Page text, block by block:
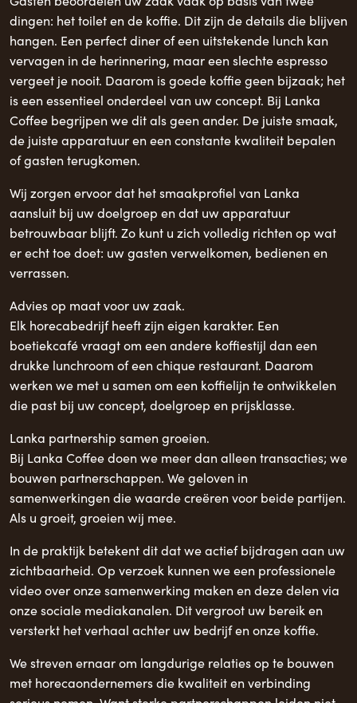
dingen: het toilet en de koffie. Dit zijn de details die blijven
hangen. Een perfect diner of een uitstekende lunch kan
vervagen in de herinnering, maar een slechte espresso
vergeet je nooit. Daarom is goede koffie geen bijzaak; het
is een essentieel onderdeel van uw concept. Bij Lanka
Coffee begrijpen we dit als geen ander. De juiste smaak,
de juiste apparatuur en een constante kwaliteit bepalen
of gasten terugkomen.
Wij zorgen ervoor dat het smaakprofiel van Lanka
aansluit bij uw doelgroep en dat uw apparatuur
betrouwbaar blijft. Zo kunt u zich volledig richten op wat
er echt toe doet: uw gasten verwelkomen, bedienen en
verrassen.
Advies op maat voor uw zaak.
Elk horecabedrijf heeft zijn eigen karakter. Een
boetiekcafé vraagt ​​om een ​​andere koffiestijl dan een
drukke lunchroom of een chique restaurant. Daarom
werken we met u samen om een ​​koffielijn te ontwikkelen
die past bij uw concept, doelgroep en prijsklasse.
Lanka partnership samen groeien.
Bij Lanka Coffee doen we meer dan alleen transacties; we
bouwen partnerschappen. We geloven in
samenwerkingen die waarde creëren voor beide partijen.
Als u groeit, groeien wij mee.
In de praktijk betekent dit dat we actief bijdragen aan uw
zichtbaarheid. Op verzoek kunnen we een professionele
video over onze samenwerking maken en deze delen via
onze sociale mediakanalen. Dit vergroot uw bereik en
versterkt het verhaal achter uw bedrijf en onze koffie.
We streven ernaar om langdurige relaties op te bouwen
met horecaondernemers die kwaliteit en verbinding